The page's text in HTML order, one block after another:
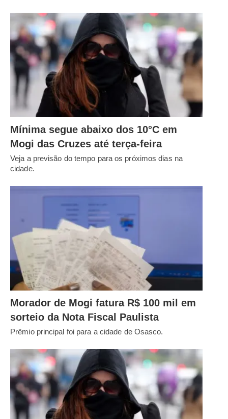
Mínima segue abaixo dos 10°C em
Mogi das Cruzes até terça-feira
Veja a previsão do tempo para os próximos dias na
cidade.
Morador de Mogi fatura R$ 100 mil em
sorteio da Nota Fiscal Paulista
Prêmio principal foi para a cidade de Osasco.